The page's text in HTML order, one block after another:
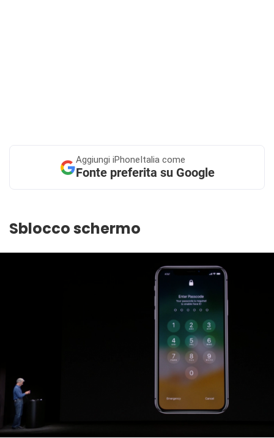
Aggiungi iPhoneItalia come
Fonte preferita su Google
Sblocco schermo